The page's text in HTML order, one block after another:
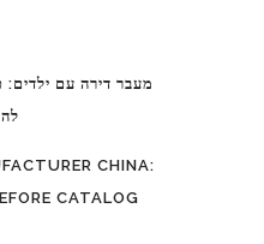
מעבר דירה עם ילדים:
CHINA:
CATALOG